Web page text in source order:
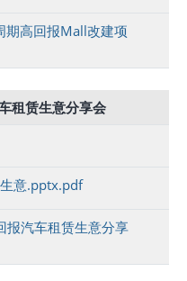
高回报Mall改建项
租赁生意分享会
意.pptx.pdf
汽车租赁生意分享